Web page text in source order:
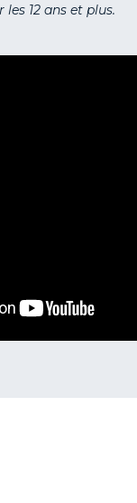
les 12 ans et plus.